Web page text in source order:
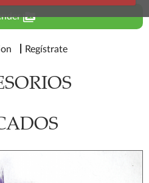
perm_media
Regístrate